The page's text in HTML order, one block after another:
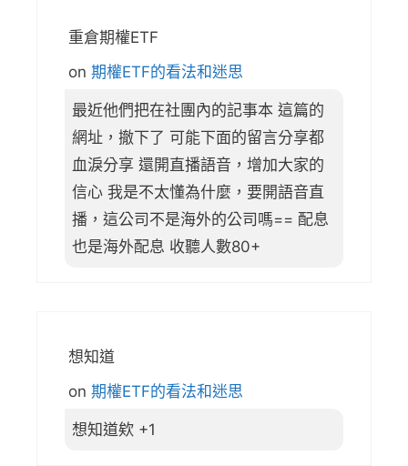
重倉期權ETF
on 期權ETF的看法和迷思
最近他們把在社團內的記事本 這篇的
網址，撤下了 可能下面的留言分享都
血淚分享 還開直播語音，增加大家的
信心 我是不太懂為什麼，要開語音直
播，這公司不是海外的公司嗎== 配息
也是海外配息 收聽人數80+
想知道
on 期權ETF的看法和迷思
想知道欸 +1